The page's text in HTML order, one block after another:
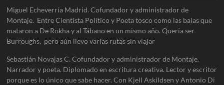
Miguel Echeverría Madrid. Cofundador y administrador de
Montaje. Entre Cientista Político y Poeta tosco como las balas que
mataron a De Rokha y al Tábano en un mismo año. Quería ser
Burroughs, pero aún llevo varias rutas sin viajar
Sebastián Novajas C. Cofundador y administrador de Montaje.
Narrador y poeta. Diplomado en escritura creativa. Lector y escritor
porque es lo único que sabe hacer. Con Kjell Askildsen y Antonio Di